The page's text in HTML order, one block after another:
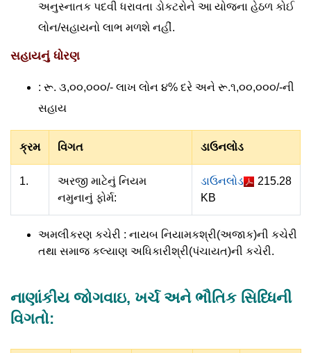
અનુસ્નાતક પદવી ધરાવતા ડોકટરોને આ યોજના હેઠળ કોઈ
લોન/સહાયનો લાભ મળશે નહીં.
સહાયનું ધોરણ
: રૂ. ૩,૦૦,૦૦૦/- લાખ લોન ૪% દરે અને રૂ.૧,૦૦,૦૦૦/-ની
સહાય
ક્રમ વિગત ડાઉનલોડ
1.
અરજી માટેનું નિયમ
નમુનાનું ફોર્મ:
ડાઉનલોડ
215.28
KB
અમલીકરણ કચેરી : નાયબ નિયામકશ્રી(અજાક)ની કચેરી
તથા સમાજ કલ્યાણ અધિકારીશ્રી(પંચાયત)ની કચેરી.
નાણાંકીય જોગવાઇ, ખર્ચ અને ભૌતિક સિધ્ધિની
વિગતો: